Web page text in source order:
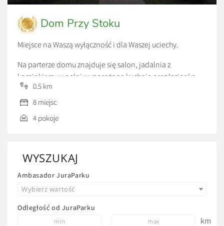
Dom Przy Stoku
Miejsce na Waszą wyłączność i dla Waszej uciechy.
Na parterze domu znajduje się salon, jadalnia z
kominkiem, w pełni wyposażona kuchnia oraz łazienka.
prysznicem oraz pokój z dużą garderobą. Na poddaszu
natomiast znajdują się dwie sypialnie i łazienka z wanną.
przystosowany do całorocznego wynajmu. Poranną kawę
i wieczorne wino można sączyć na tarasie, z którego
widok rozpościera się na Bałtów.
0.5 km
8 miejsc
4 pokoje
WYSZUKAJ
Ambasador JuraParku
Wybierz wartość
Odległość od JuraParku
km